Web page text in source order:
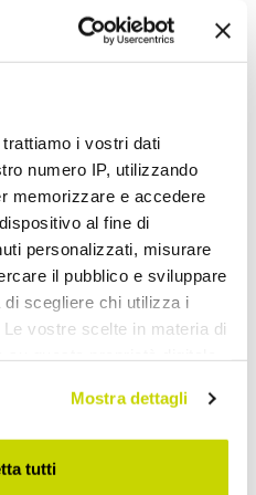
trattiamo i vostri dati
numero IP, utilizzando
memorizzare e accedere
al fine di
personalizzati, misurare
il pubblico e sviluppare
scegliere chi utilizza i
vostre scelte in materia di
consenso in qualsiasi
sui cookie o facendo clic
privacy.
Mostra dettagli
tutti